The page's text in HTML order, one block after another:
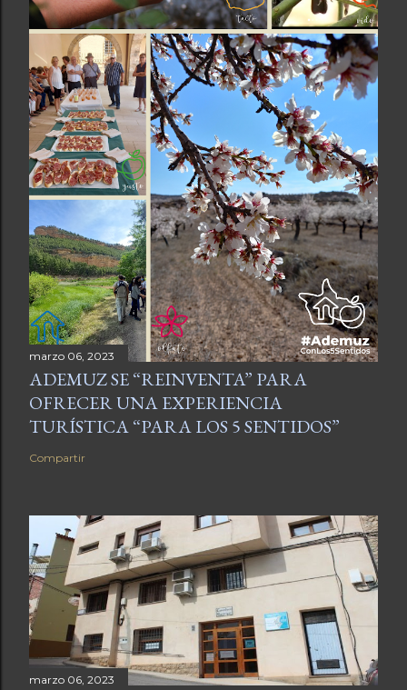
marzo 06, 2023
ADEMUZ SE “REINVENTA” PARA
OFRECER UNA EXPERIENCIA
TURÍSTICA “PARA LOS 5 SENTIDOS”
Compartir
marzo 06, 2023